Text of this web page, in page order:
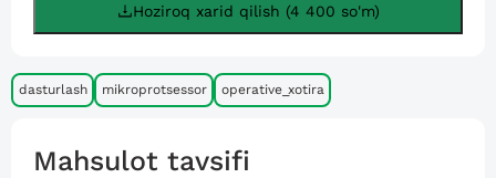
Hoziroq xarid qilish (4 400 so'm)
dasturlash mikroprotsessor operative_xotira
Mahsulot tavsifi